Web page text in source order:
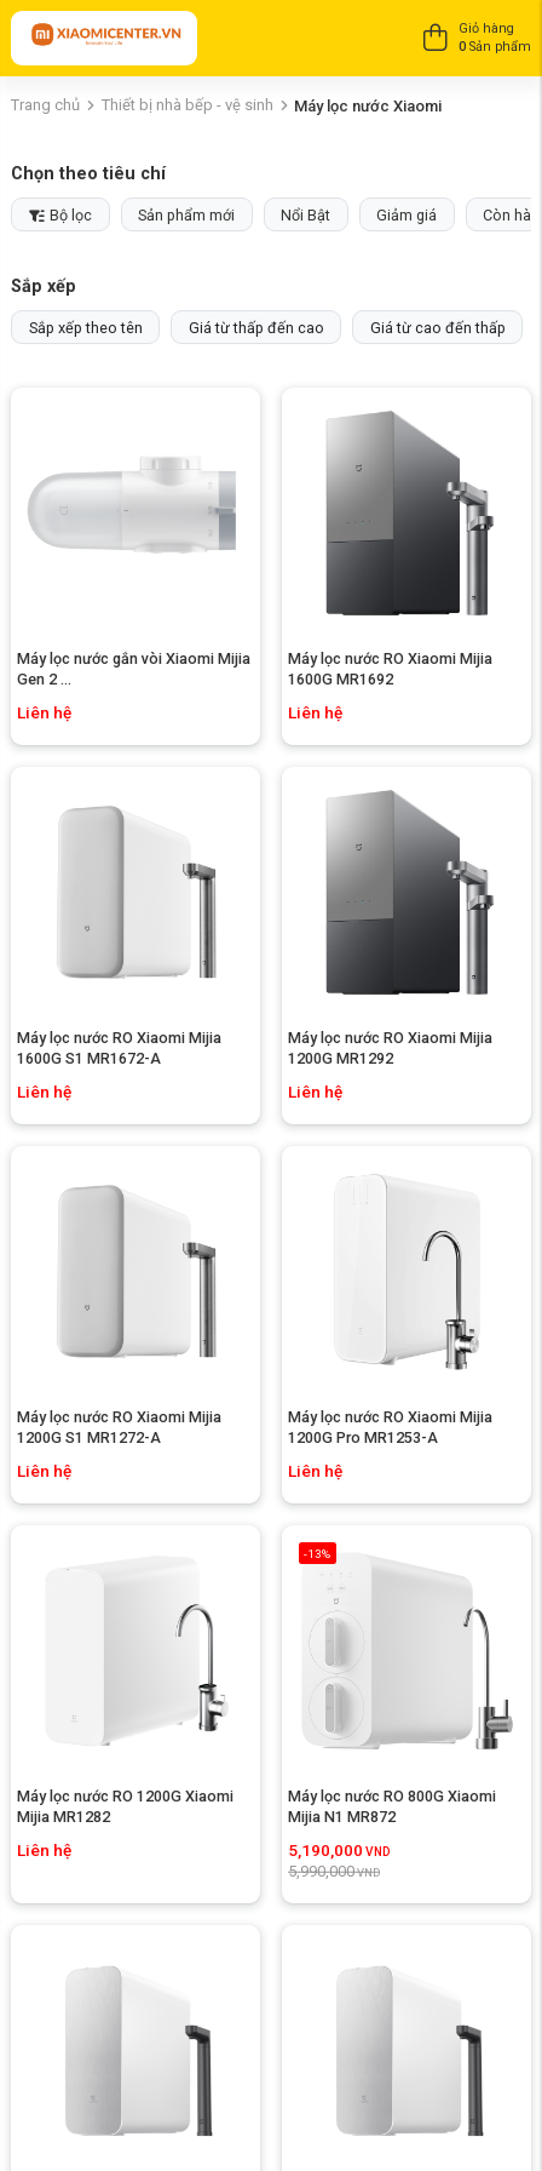
Giỏ hàng
0 Sản phẩm
Trang chủ Thiết bị nhà bếp - vệ sinh Máy lọc nước Xiaomi
Chọn theo tiêu chí
Bộ lọc Sản phẩm mới Nổi Bật Giảm giá Còn
Sắp xếp
Sắp xếp theo tên Giá từ thấp đến cao Giá từ cao đến thấp
Máy lọc nước gắn vòi Xiaomi Mijia
Gen 2 ...
Liên hệ
Máy lọc nước RO Xiaomi Mijia
1600G MR1692
Liên hệ
Máy lọc nước RO Xiaomi Mijia
1600G S1 MR1672-A
Liên hệ
Máy lọc nước RO Xiaomi Mijia
1200G MR1292
Liên hệ
Máy lọc nước RO Xiaomi Mijia
1200G S1 MR1272-A
Liên hệ
Máy lọc nước RO Xiaomi Mijia
1200G Pro MR1253-A
Liên hệ
Máy lọc nước RO 1200G Xiaomi
Mijia MR1282
Liên hệ
-13%
Máy lọc nước RO 800G Xiaomi
Mijia N1 MR872
5,190,000 VND
5,990,000 VND